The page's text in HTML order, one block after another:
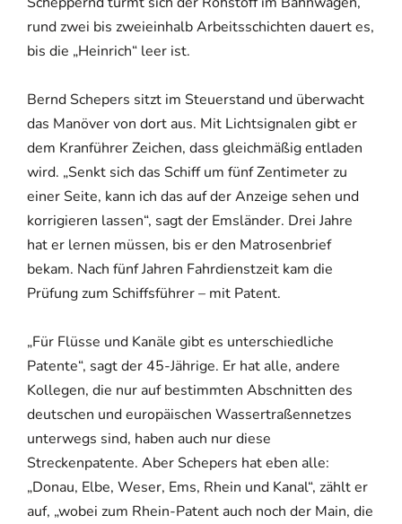
rund zwei bis zweieinhalb Arbeitsschichten dauert es,
bis die „Heinrich“ leer ist.
Bernd Schepers sitzt im Steuerstand und überwacht
das Manöver von dort aus. Mit Lichtsignalen gibt er
dem Kranführer Zeichen, dass gleichmäßig entladen
wird. „Senkt sich das Schiff um fünf Zentimeter zu
einer Seite, kann ich das auf der Anzeige sehen und
korrigieren lassen“, sagt der Emsländer. Drei Jahre
hat er lernen müssen, bis er den Matrosenbrief
bekam. Nach fünf Jahren Fahrdienstzeit kam die
Prüfung zum Schiffsführer – mit Patent.
„Für Flüsse und Kanäle gibt es unterschiedliche
Patente“, sagt der 45-Jährige. Er hat alle, andere
Kollegen, die nur auf bestimmten Abschnitten des
deutschen und europäischen Wassertraßennetzes
unterwegs sind, haben auch nur diese
Streckenpatente. Aber Schepers hat eben alle:
„Donau, Elbe, Weser, Ems, Rhein und Kanal“, zählt er
auf, „wobei zum Rhein-Patent auch noch der Main, die